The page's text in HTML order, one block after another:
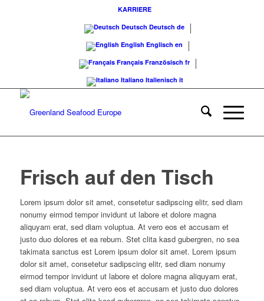
KARRIERE
Deutsch Deutsch de
English Englisch en
Français Französisch fr
Italiano Italienisch it
Frisch auf den Tisch
Lorem ipsum dolor sit amet, consetetur sadipscing elitr, sed diam
nonumy eirmod tempor invidunt ut labore et dolore magna
aliquyam erat, sed diam voluptua. At vero eos et accusam et
justo duo dolores et ea rebum. Stet clita kasd gubergren, no sea
takimata sanctus est Lorem ipsum dolor sit amet. Lorem ipsum
dolor sit amet, consetetur sadipscing elitr, sed diam nonumy
eirmod tempor invidunt ut labore et dolore magna aliquyam erat,
sed diam voluptua. At vero eos et accusam et justo duo dolores